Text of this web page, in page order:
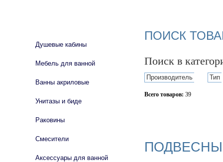
ПОИСК
Поиск в
Производитель Тип
Всего товаров: 39
Душевые кабины
Мебель для ванной
Ванны акриловые
Унитазы и биде
Раковины
Смесители
Аксессуары для ванной